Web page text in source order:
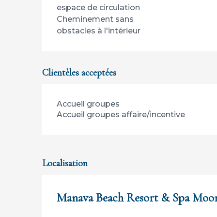
espace de circulation
Cheminement sans
obstacles à l'intérieur
Clientèles acceptées
Accueil groupes
Accueil groupes affaire/incentive
Localisation
Manava Beach Resort & Spa